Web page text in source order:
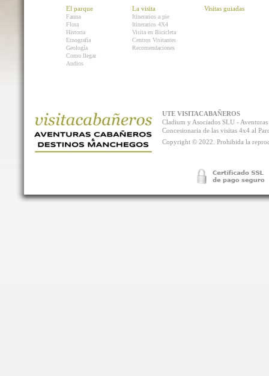
El parque
Fauna
Flora
Historia
Etnografía
Geología
Como llegar
Audios
La visita
Itinerarios a pie
Itinerarios 4X4
Visita en Bicicleta
Centros Visitantes
Recomendaciones
Visitas guiadas
UTE VISITACABAÑEROS
Cladium y Asociados SLU -
Concesionaria de las visitas 4x4 al
Copyright © 2022. Prohibida la